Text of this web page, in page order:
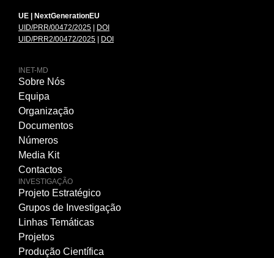
UE | NextGenerationEU
UID/PRR/00472/2025
DOI
UID/PRR2/00472/2025
DOI
INET-MD
Sobre Nós
Equipa
Organização
Documentos
Números
Media Kit
Contactos
INVESTIGAÇÃO
Projeto Estratégico
Grupos de Investigação
Linhas Temáticas
Projetos
Produção Científica